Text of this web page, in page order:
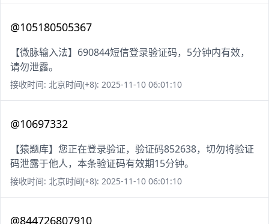
@105180505367
【微脉输入法】690844短信登录验证码，5分钟内有效，
请勿泄露。
接收时间: 北京时间(+8): 2025-11-10 06:01:10
@10697332
【猿题库】您正在登录验证，验证码852638，切勿将验证
码泄露于他人，本条验证码有效期15分钟。
接收时间: 北京时间(+8): 2025-11-10 06:01:10
@844726807910